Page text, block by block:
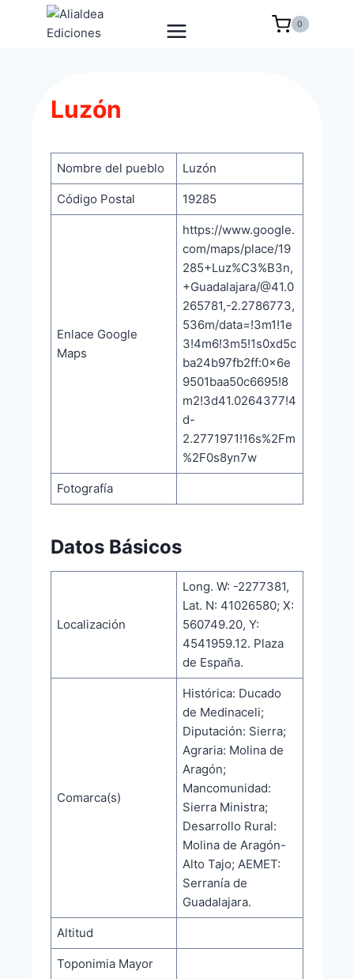
0
Luzón
Nombre del pueblo Luzón
Código Postal 19285
Enlace Google
Maps
https://www.google.
com/maps/place/19
285+Luz%C3%B3n,
+Guadalajara/@41.0
265781,-2.2786773,
536m/data=!3m1!1e
3!4m6!3m5!1s0xd5c
ba24b97fb2ff:0x6e
9501baa50c6695!8
m2!3d41.0264377!4
d-
2.2771971!16s%2Fm
%2F0s8yn7w
Fotografía
Datos Básicos
Localización
Long. W: -2277381,
Lat. N: 41026580; X:
560749.20, Y:
4541959.12. Plaza
de España.
Comarca(s)
Histórica: Ducado
de Medinaceli;
Diputación: Sierra;
Agraria: Molina de
Aragón;
Mancomunidad:
Sierra Ministra;
Desarrollo Rural:
Molina de Aragón-
Alto Tajo; AEMET:
Serranía de
Guadalajara.
Altitud
Toponimia Mayor